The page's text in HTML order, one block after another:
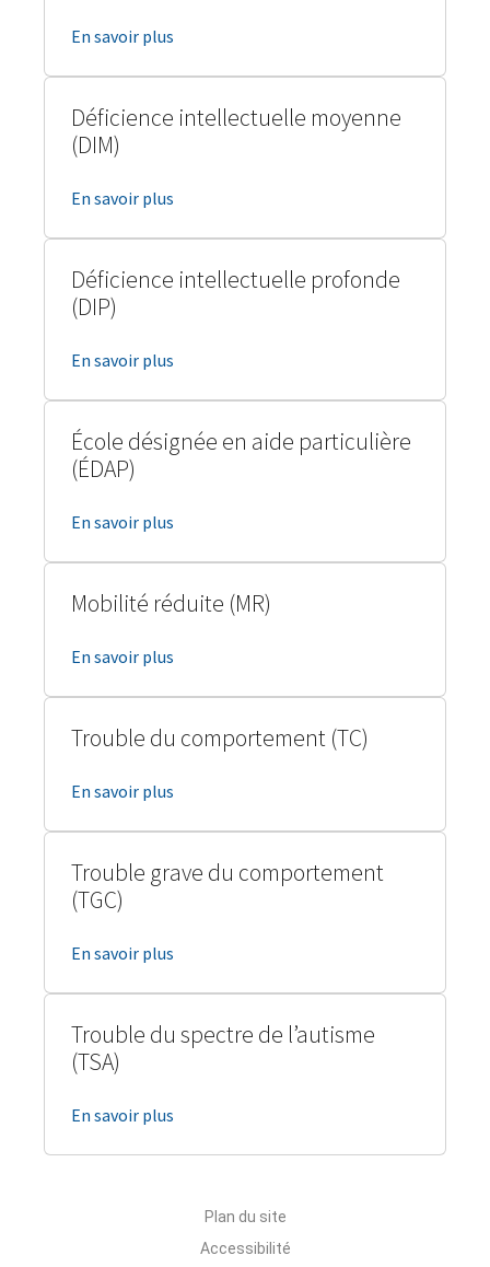
En savoir plus
Déficience intellectuelle moyenne
(DIM)
En savoir plus
Déficience intellectuelle profonde
(DIP)
En savoir plus
École désignée en aide particulière
(ÉDAP)
En savoir plus
Mobilité réduite (MR)
En savoir plus
Trouble du comportement (TC)
En savoir plus
Trouble grave du comportement
(TGC)
En savoir plus
Trouble du spectre de l’autisme
(TSA)
En savoir plus
Plan du site
Accessibilité